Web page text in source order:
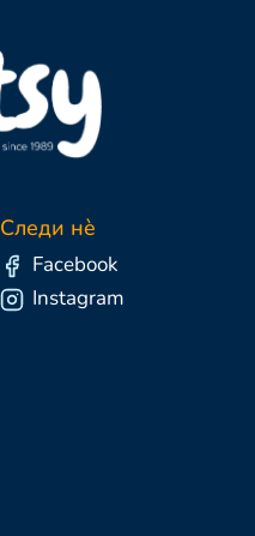
Следи нè
Facebook
Instagram